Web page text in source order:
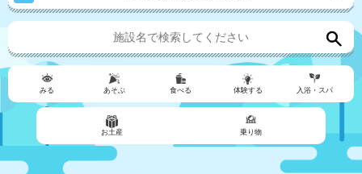
みる あそぶ 食べる 体験する 入浴・スパ
お土産 乗り物